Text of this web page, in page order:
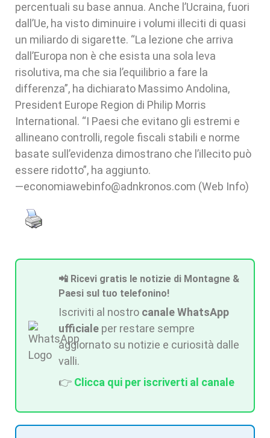
percentuali su base annua. Anche l’Ucraina, fuori
dall’Ue, ha visto diminuire i volumi illeciti di quasi
un miliardo di sigarette. “La lezione che arriva
dall’Europa non è che esista una sola leva
risolutiva, ma che sia l’equilibrio a fare la
differenza”, ha dichiarato Massimo Andolina,
President Europe Region di Philip Morris
International. “I Paesi che evitano gli estremi e
allineano controlli, regole fiscali stabili e norme
basate sull’evidenza dimostrano che l’illecito può
essere ridotto”, ha aggiunto.
—economiawebinfo@adnkronos.com (Web Info)
📲 Ricevi gratis le notizie di Montagne &
Paesi sul tuo telefonino!
Iscriviti al nostro canale WhatsApp
ufficiale per restare sempre
aggiornato su notizie e curiosità dalle
valli.
👉 Clicca qui per iscriverti al canale